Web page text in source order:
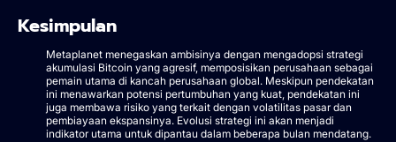
Kesimpulan
Metaplanet menegaskan ambisinya dengan mengadopsi strategi
akumulasi Bitcoin yang agresif, memposisikan perusahaan sebagai
pemain utama di kancah perusahaan global. Meskipun pendekatan
ini menawarkan potensi pertumbuhan yang kuat, pendekatan ini
juga membawa risiko yang terkait dengan volatilitas pasar dan
pembiayaan ekspansinya. Evolusi strategi ini akan menjadi
indikator utama untuk dipantau dalam beberapa bulan mendatang.